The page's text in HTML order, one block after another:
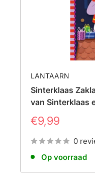
LANTAARN
Sinterklaas
van Sinterklaas
Prijs
€9,99
0
Op voorraad